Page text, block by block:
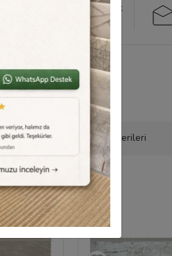
Whatsapp Destek
0540 001 51 51
Sipariş Ürün Önerileri